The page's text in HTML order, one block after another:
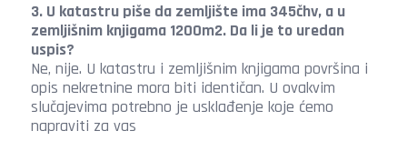
3. U katastru piše da zemljište ima 345čhv, a u
zemljišnim knjigama 1200m2. Da li je to uredan
uspis?
Ne, nije. U katastru i zemljišnim knjigama površina i
opis nekretnine mora biti identičan. U ovakvim
slučajevima potrebno je usklađenje koje ćemo
napraviti za vas